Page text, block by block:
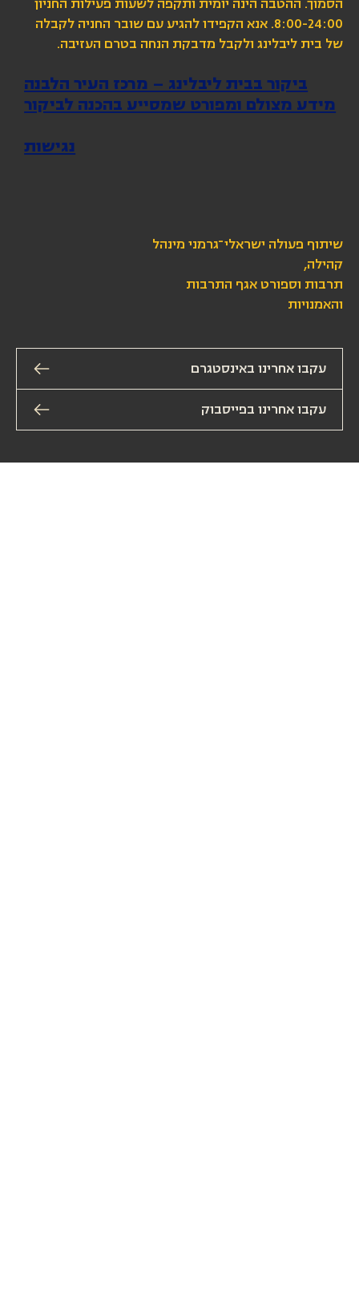
עקבו אחרינו באינסטגרם
8:00-24:00. אנא הקפידו להגיע עם שובר החניה לקבלה
של בית ליבלינג ולקבל מדבקת הנחה בטרם העזיבה.
שיתוף פעולה ישראלי־גרמני מינהל
קהילה,
תרבות וספורט אגף התרבות
והאמנויות
ביקור בבית ליבלינג – מרכז העיר הלבנה
מידע מצולם ומפורט שמסייע בהכנה לביקור
נגישות
עקבו אחרינו בפייסבוק